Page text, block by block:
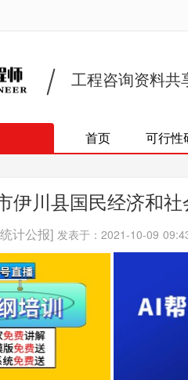
工程咨询资料共
首页 可行性
伊川县国民经济和
计公报] 发表于：2021-10-09